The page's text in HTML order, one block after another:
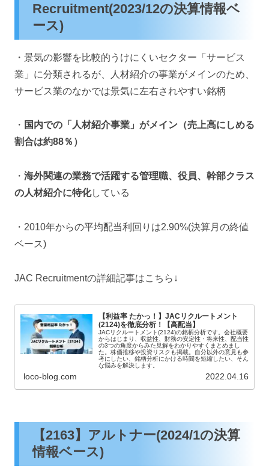
Recruitment(2023/12の決算情報ベ
ース)
・景気の影響を比較的うけにくいセクター「サービス
業」に分類されるが、人材紹介の事業がメインのため、
サービス業のなかでは景気に左右されやすい銘柄
・ 国内での「人材紹介事業」がメイン（売上高にしめる
割合は約88％）
・ 海外関連の業務で活躍する管理職、役員、幹部クラス
の人材紹介に特化している
・2010年からの平均配当利回りは2.90%(決算月の終値
ベース)
JAC Recruitmentの詳細記事はこちら↓
【利益率 たかっ！】JACリクルートメント
(2124)を徹底分析！【高配当】
JACリクルートメント(2124)の銘柄分析です。会社概要
からはじまり、収益性、財務の安定性・将来性、配当性
の3つの角度からみた見解をわかりやすくまとめまし
た。株価推移や投資リスクも掲載。自分以外の意見も参
考にしたい、銘柄分析にかける時間を短縮したい、そん
な悩みを解決します。
loco-blog.com 2022.04.16
【2163】アルトナー(2024/1の決算
情報ベース)